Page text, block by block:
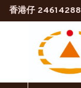
香港仔 24614288